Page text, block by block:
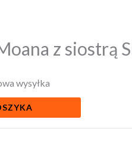
z siostrą
zł.
wysyłka